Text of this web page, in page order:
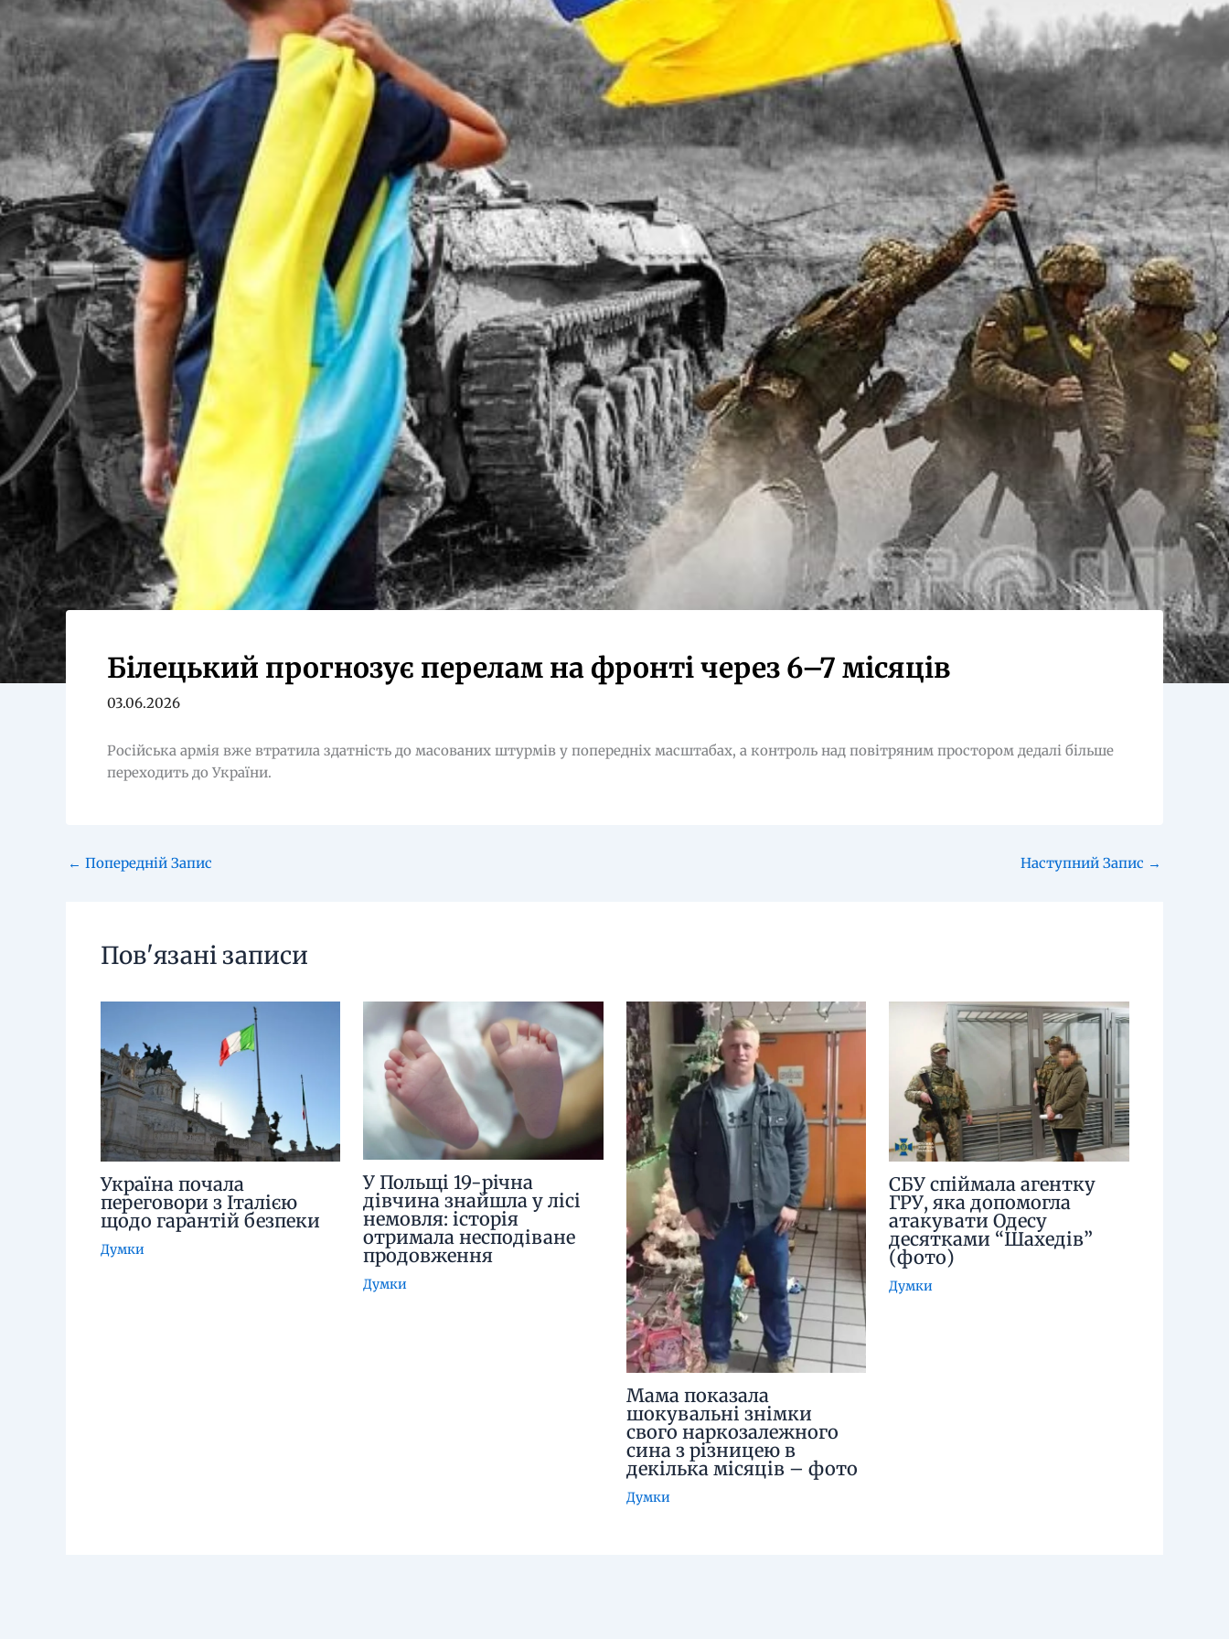
Білецький прогнозує перелам на фронті через 6–7 місяців
03.06.2026
Російська армія вже втратила здатність до масованих штурмів у попередніх масштабах, а контроль над повітряним простором дедалі більше
переходить до України.
← Попередній Запис Наступний Запис →
Пов'язані записи
Україна почала
переговори з Італією
щодо гарантій безпеки
Думки
У Польщі 19-річна
дівчина знайшла у лісі
немовля: історія
отримала несподіване
продовження
Думки
Мама показала
шокувальні знімки
свого наркозалежного
сина з різницею в
декілька місяців – фото
Думки
СБУ спіймала агентку
ГРУ, яка допомогла
атакувати Одесу
десятками “Шахедів”
(фото)
Думки